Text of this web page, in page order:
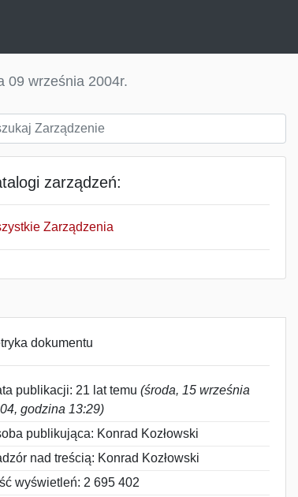
09 września 2004r.
zarządzeń:
Zarządzenia
dokumentu
publikacji: 21 lat temu (środa, 15 września
godzina 13:29)
publikująca: Konrad Kozłowski
nad treścią: Konrad Kozłowski
wyświetleń: 2 695 402